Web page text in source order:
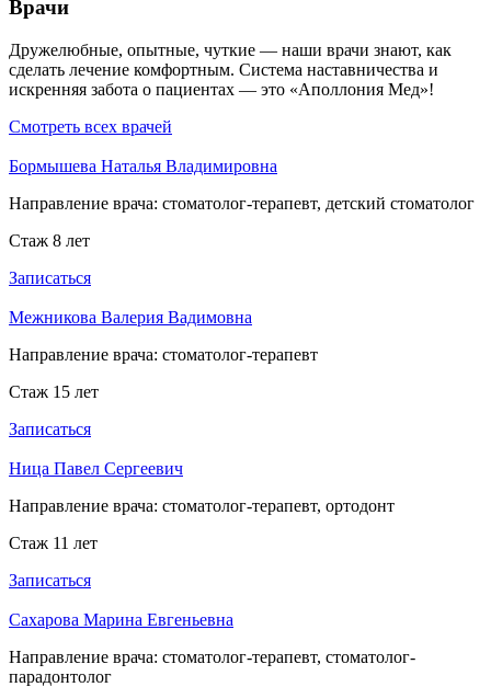
Врачи
Дружелюбные, опытные, чуткие — наши врачи знают, как
сделать лечение комфортным. Система наставничества и
искренняя забота о пациентах — это «Аполлония Мед»!
Смотреть всех врачей
Бормышева Наталья Владимировна
Направление врача: стоматолог-терапевт, детский стоматолог
Стаж 8 лет
Записаться
Межникова Валерия Вадимовна
Направление врача: стоматолог-терапевт
Стаж 15 лет
Записаться
Ница Павел Сергеевич
Направление врача: стоматолог-терапевт, ортодонт
Стаж 11 лет
Записаться
Сахарова Марина Евгеньевна
Направление врача: стоматолог-терапевт, стоматолог-
парадонтолог